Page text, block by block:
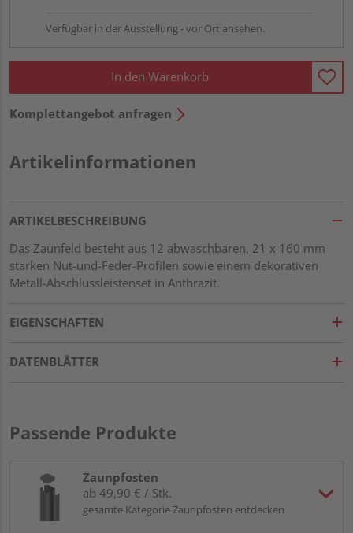
Verfügbar in der Ausstellung - vor Ort ansehen.
In den Warenkorb
Komplettangebot anfragen
Artikelinformationen
ARTIKELBESCHREIBUNG
Das Zaunfeld besteht aus 12 abwaschbaren, 21 x 160 mm
starken Nut-und-Feder-Profilen sowie einem dekorativen
Metall-Abschlussleistenset in Anthrazit.
EIGENSCHAFTEN
DATENBLÄTTER
Passende Produkte
Zaunpfosten
ab 49,90 € / Stk.
gesamte Kategorie Zaunpfosten entdecken